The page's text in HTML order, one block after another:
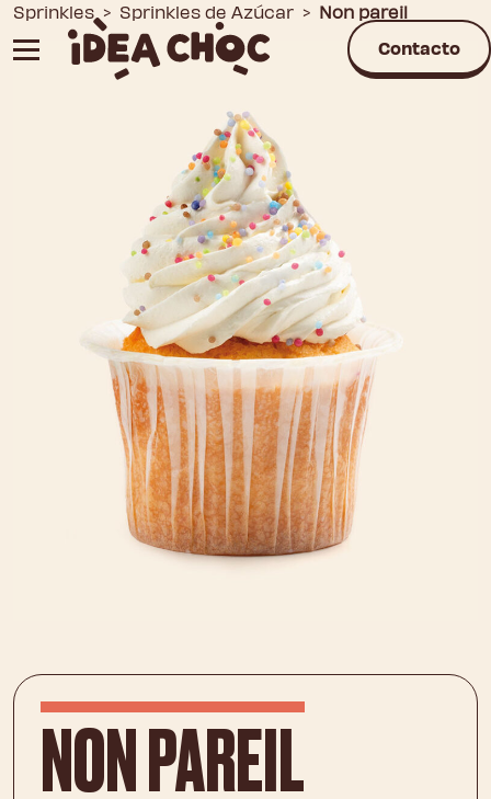
Saltar
al
contenido
Contacto
Sprinkles > Sprinkles de Azúcar > Non pareil
NON PAREIL